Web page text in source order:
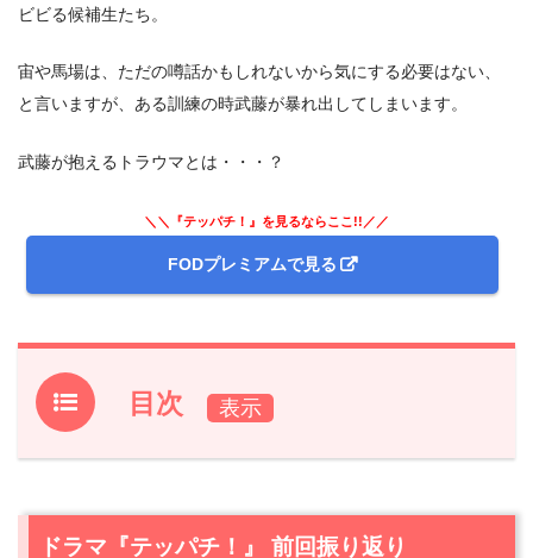
ビビる候補生たち。
宙や馬場は、ただの噂話かもしれないから気にする必要はない、
と言いますが、ある訓練の時武藤が暴れ出してしまいます。
武藤が抱えるトラウマとは・・・？
＼＼『テッパチ！』を見るならここ!!／／
FODプレミアムで見る
目次
1.ドラマ『テッパチ！』 前回振り返り
ドラマ『テッパチ！』 前回振り返り